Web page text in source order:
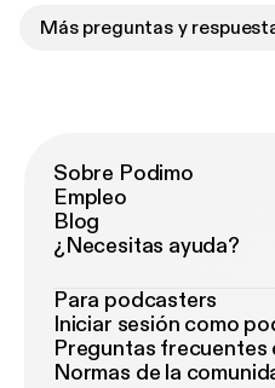
Más preguntas y
Sobre Podimo
Empleo
Blog
¿Necesitas ayuda?
Para podcasters
Iniciar sesión como
Preguntas frecuentes
Normas de la